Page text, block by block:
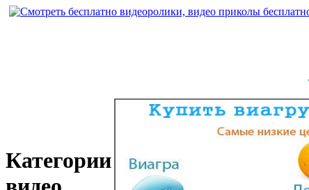
Категории